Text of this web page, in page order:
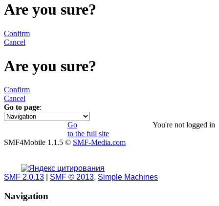
Are you sure?
Confirm
Cancel
Are you sure?
Confirm
Cancel
Go to page:
1
You're not logged in
Go
to the full site
SMF4Mobile 1.1.5 © SMF-Media.com
SMF 2.0.13 SMF © 2013, Simple Machines
Navigation